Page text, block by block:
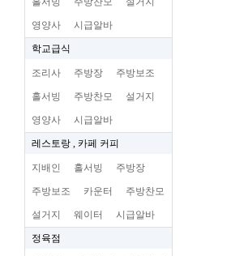
영양사 시급알바
학교급식
조리사 주방장 주방보조
홀서빙 주방찬모 설거지
영양사 시급알바
레스토랑 , 카페 커피
지배인 홀서빙 주방장
주방보조 카운터 주방찬모
설거지 웨이터 시급알바
정육점